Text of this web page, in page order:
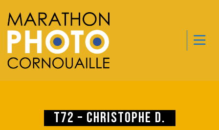
T72 – Christophe D.